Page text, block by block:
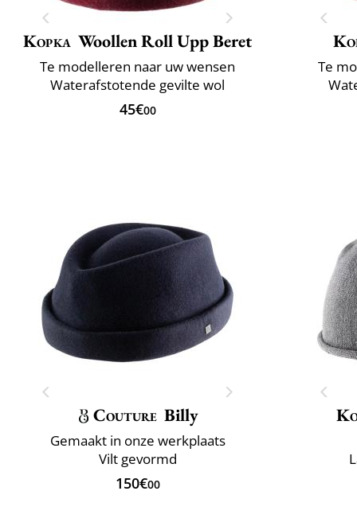
Kopka Woollen Roll Upp Beret
Te modelleren naar uw wensen
Waterafstotende gevilte wol
45€00
Te
Couture Billy
Gemaakt in onze werkplaats
Vilt gevormd
150€00